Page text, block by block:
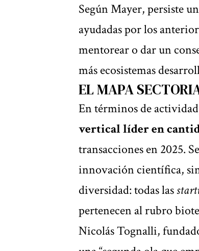
Según Mayer, persiste
ayudadas por los
mentorear o dar un
más ecosistemas
EL MAPA
En términos de
vertical líder en
transacciones en 2025.
innovación científica,
diversidad: todas las
pertenecen al rubro
Nicolás Tognalli,